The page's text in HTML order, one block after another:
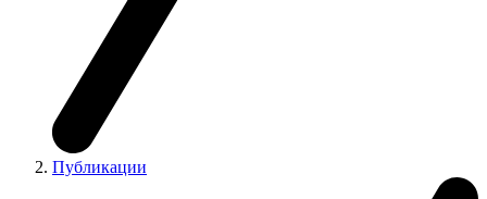
Публикации